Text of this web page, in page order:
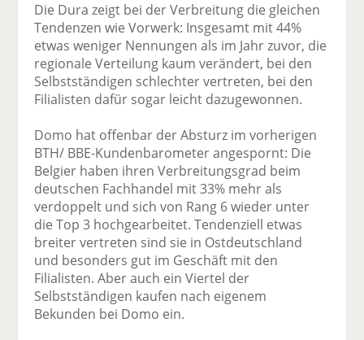
Die Dura zeigt bei der Verbreitung die gleichen
Tendenzen wie Vorwerk: Insgesamt mit 44%
etwas weniger Nennungen als im Jahr zuvor, die
regionale Verteilung kaum verändert, bei den
Selbstständigen schlechter vertreten, bei den
Filialisten dafür sogar leicht dazugewonnen.
Domo hat offenbar der Absturz im vorherigen
BTH/ BBE-Kundenbarometer angespornt: Die
Belgier haben ihren Verbreitungsgrad beim
deutschen Fachhandel mit 33% mehr als
verdoppelt und sich von Rang 6 wieder unter
die Top 3 hochgearbeitet. Tendenziell etwas
breiter vertreten sind sie in Ostdeutschland
und besonders gut im Geschäft mit den
Filialisten. Aber auch ein Viertel der
Selbstständigen kaufen nach eigenem
Bekunden bei Domo ein.